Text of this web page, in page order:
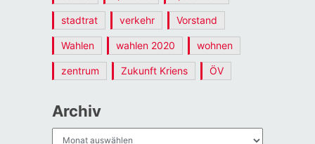
stadtrat verkehr Vorstand
Wahlen wahlen 2020 wohnen
zentrum Zukunft Kriens ÖV
Archiv